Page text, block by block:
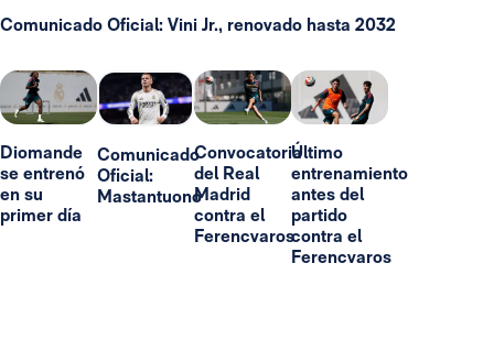
Comunicado Oficial: Vini Jr., renovado hasta 2032
Diomande
se entrenó
en su
primer día
Comunicado
Oficial:
Mastantuono
Convocatoria
del Real
Madrid
contra el
Ferencvaros
Último
entrenamiento
antes del
partido
contra el
Ferencvaros